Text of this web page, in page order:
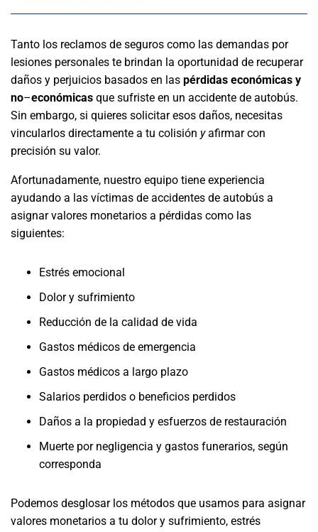
Tanto los reclamos de seguros como las demandas por
lesiones personales te brindan la oportunidad de recuperar
daños y perjuicios basados en las pérdidas económicas y
no–económicas que sufriste en un accidente de autobús.
Sin embargo, si quieres solicitar esos daños, necesitas
vincularlos directamente a tu colisión yafirmar con
precisión su valor.
Afortunadamente, nuestro equipo tiene experiencia
ayudando a las víctimas de accidentes de autobús a
asignar valores monetarios a pérdidas como las
siguientes:
Estrés emocional
Dolor y sufrimiento
Reducción de la calidad de vida
Gastos médicos de emergencia
Gastos médicos a largo plazo
Salarios perdidos o beneficios perdidos
Daños a la propiedad y esfuerzos de restauración
Muerte por negligencia y gastos funerarios, según
corresponda
Podemos desglosar los métodos que usamos para asignar
valores monetarios a tu dolor y sufrimiento, estrés